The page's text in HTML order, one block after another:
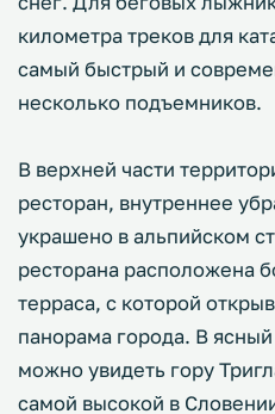
километра треков для
самый быстрый и
несколько подъемников.
В верхней части
ресторан, внутреннее
украшено в альпийском
ресторана расположена
терраса, с которой
панорама города. В
можно увидеть гору
самой высокой в